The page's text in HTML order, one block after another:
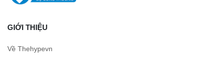
GIỚI THIỆU
Về Thehypevn